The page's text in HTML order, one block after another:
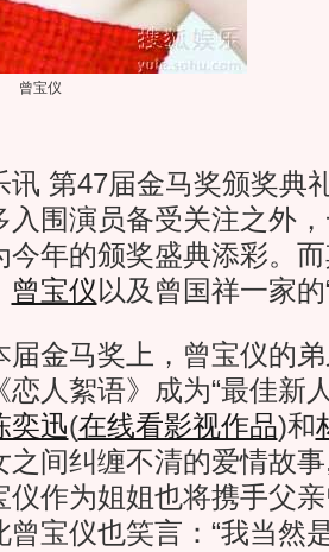
曾宝仪
第47届金马奖颁奖典
入围演员备受关注之外
今年的颁奖盛典添彩。
曾宝仪 以及曾国祥一家
马奖上，曾宝仪的弟
恋人絮语》成为“最佳新
奕迅(在线看影视作品)和
之间纠缠不清的爱情故
仪作为姐姐也将携手父
曾宝仪也笑言：“我当然